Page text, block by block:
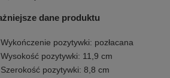
dane produktu
Wykończenie pozytywki: pozłacana
Wysokość pozytywki: 11,9 cm
Szerokość pozytywki: 8,8 cm